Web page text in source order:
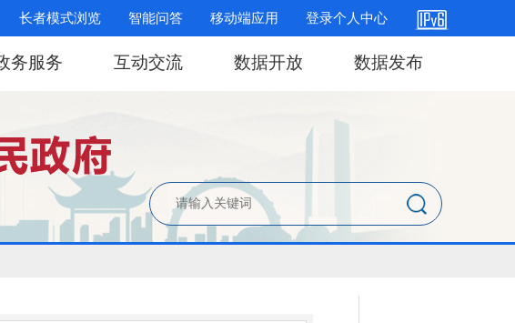
长者模式浏览 智能问答 移动端应用 登录个人中心
务服务 互动交流 数据开放 数据发布